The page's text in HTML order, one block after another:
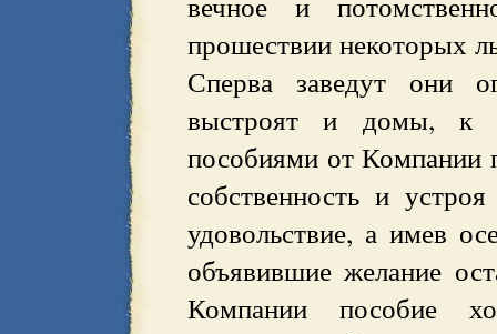
прошествии некоторых
Сперва заведут они
выстроят и домы, к
пособиями от Компании
собственность и
удовольствие, а имев
объявившие желание
Компании пособие